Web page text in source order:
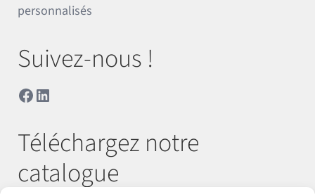
personnalisés
Suivez-nous !
Facebook
LinkedIn
Téléchargez notre
catalogue